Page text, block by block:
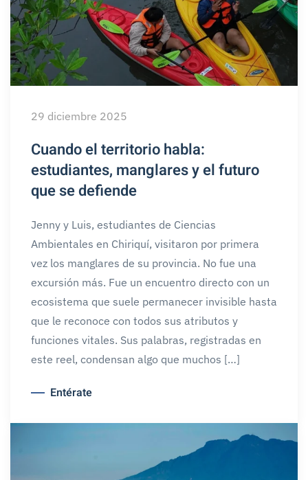
29 diciembre 2025
Cuando el territorio habla:
estudiantes, manglares y el futuro
que se defiende
Jenny y Luis, estudiantes de Ciencias
Ambientales en Chiriquí, visitaron por primera
vez los manglares de su provincia. No fue una
excursión más. Fue un encuentro directo con un
ecosistema que suele permanecer invisible hasta
que le reconoce con todos sus atributos y
funciones vitales. Sus palabras, registradas en
este reel, condensan algo que muchos […]
Entérate